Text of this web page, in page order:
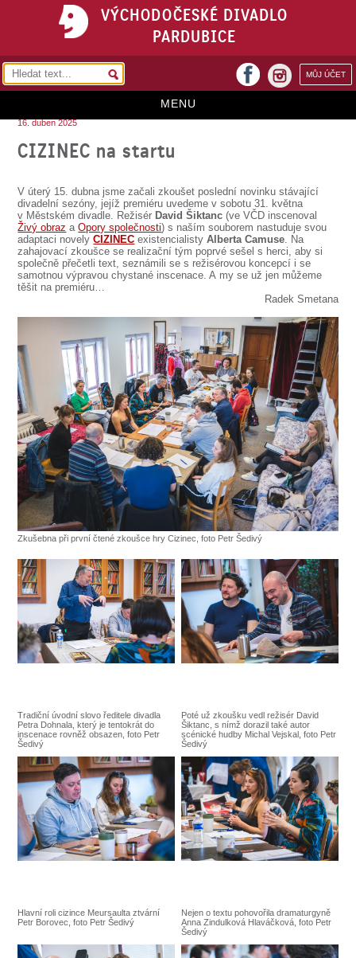
VÝCHODOČESKÉ DIVADLO
PARDUBICE
MŮJ ÚČET
facebook
MENU
REPERTOÁR
VSTUPENKY
PŘEDPLATNÉ
O DIVADLE
SOUBOR
DÁLE NABÍZÍME
16. duben 2025
CIZINEC na startu
V úterý 15. dubna jsme začali zkoušet poslední novinku stávající
divadelní sezóny, jejíž premiéru uvedeme v sobotu 31. května
v Městském divadle. Režisér David Šiktanc (ve VČD inscenoval
Živý obraz aOpory společnosti) s naším souborem nastuduje svou
adaptaci novelyCIZINEC existencialistyAlberta Camuse. Na
zahajovací zkoušce se realizační tým poprvé sešel s herci, aby si
společně přečetli text, seznámili se s režisérovou koncepcí i se
samotnou výpravou chystané inscenace. A my se už jen můžeme
těšit na premiéru…
Radek Smetana
Zkušebna při první čtené zkoušce hry Cizinec, foto Petr Šedivý
Tradiční úvodní slovo ředitele divadla
Petra Dohnala, který je tentokrát do
inscenace rovněž obsazen, foto Petr
Šedivý
Poté už zkoušku vedl režisér David
Šiktanc, s nímž dorazil také autor
scénické hudby Michal Vejskal, foto Petr
Šedivý
Hlavní roli cizince Meursaulta ztvární
Petr Borovec, foto Petr Šedivý
Nejen o textu pohovořila dramaturgyně
Anna Zindulková Hlaváčková, foto Petr
Šedivý